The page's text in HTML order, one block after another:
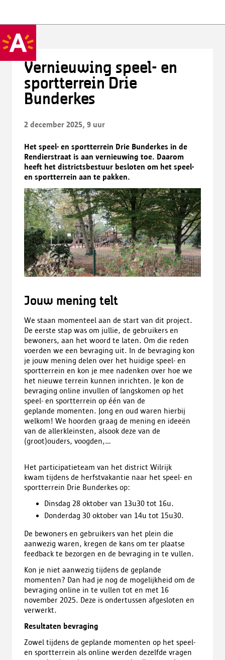
Vernieuwing speel- en
sportterrein Drie
Bunderkes
2 december 2025, 9 uur
Het speel- en sportterrein Drie Bunderkes in de
Rendierstraat is aan vernieuwing toe. Daarom
heeft het districtsbestuur besloten om het speel-
en sportterrein aan te pakken.
Jouw mening telt
We staan momenteel aan de start van dit project.
De eerste stap was om jullie, de gebruikers en
bewoners, aan het woord te laten. Om die reden
voerden we een bevraging uit. In de bevraging kon
je jouw mening delen over het huidige speel- en
sportterrein en kon je mee nadenken over hoe we
het nieuwe terrein kunnen inrichten. Je kon de
bevraging online invullen of langskomen op het
speel- en sportterrein op één van de
geplande momenten. Jong en oud waren hierbij
welkom! We hoorden graag de mening en ideeën
van de allerkleinsten, alsook deze van de
(groot)ouders, voogden,...
Het participatieteam van het district Wilrijk
kwam tijdens de herfstvakantie naar het speel- en
sportterrein Drie Bunderkes op:
Dinsdag 28 oktober van 13u30 tot 16u.
Donderdag 30 oktober van 14u tot 15u30.
De bewoners en gebruikers van het plein die
aanwezig waren, kregen de kans om ter plaatse
feedback te bezorgen en de bevraging in te vullen.
Kon je niet aanwezig tijdens de geplande
momenten? Dan had je nog de mogelijkheid om de
bevraging online in te vullen tot en met 16
november 2025. Deze is ondertussen afgesloten en
verwerkt.
Resultaten bevraging
Zowel tijdens de geplande momenten op het speel-
en sportterrein als online werden dezelfde vragen